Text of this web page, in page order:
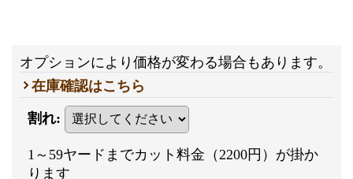
オプションにより価格が変わる場合もあります。
在庫確認はこちら
割れ:
1～59ヤードまでカット料金（2200円）が掛か
ります